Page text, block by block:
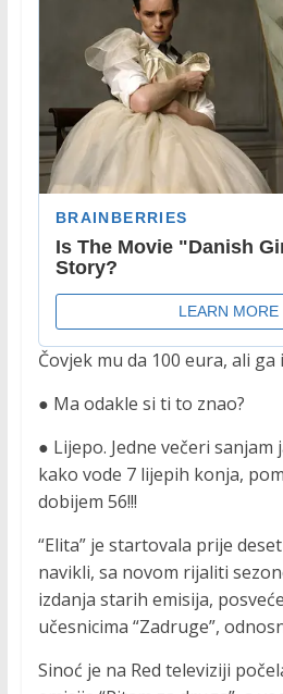
Čovjek mu da 100 eura, ali ga
● Ma odakle si ti to znao?
● Lijepo. Jedne večeri sanjam
kako vode 7 lijepih konja,
dobijem 56!!!
“Elita” je startovala prije
navikli, sa novom rijaliti
izdanja starih emisija,
učesnicima “Zadruge”,
Sinoć je na Red televiziji